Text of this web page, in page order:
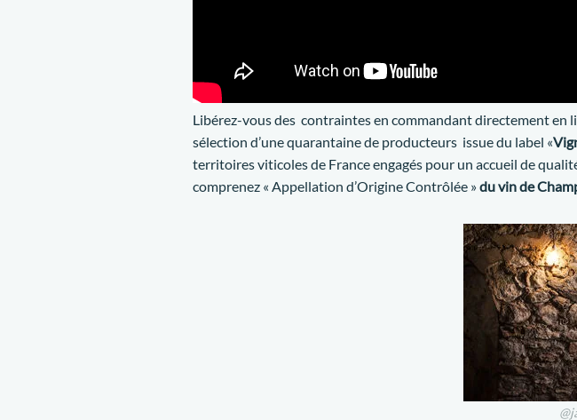
Libérez-vous des contraintes en commandant directement en
sélection d’une quarantaine de producteurs issue du label «
territoires viticoles de France engagés pour un accueil de
comprenez « Appellation d’Origine Contrôlée »du vin de